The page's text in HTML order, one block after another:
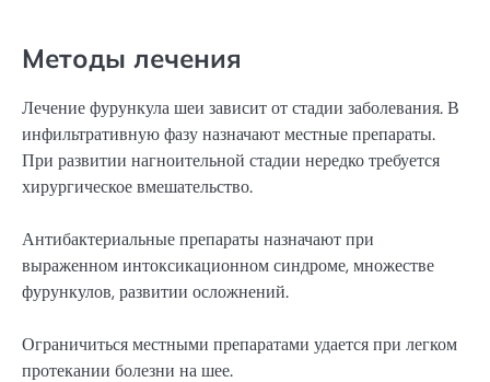
Методы лечения
Лечение фурункула шеи зависит от стадии заболевания. В
инфильтративную фазу назначают местные препараты.
При развитии нагноительной стадии нередко требуется
хирургическое вмешательство.
Антибактериальные препараты назначают при
выраженном интоксикационном синдроме, множестве
фурункулов, развитии осложнений.
Ограничиться местными препаратами удается при легком
протекании болезни на шее.